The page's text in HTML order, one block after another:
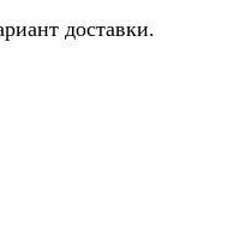
доставки.